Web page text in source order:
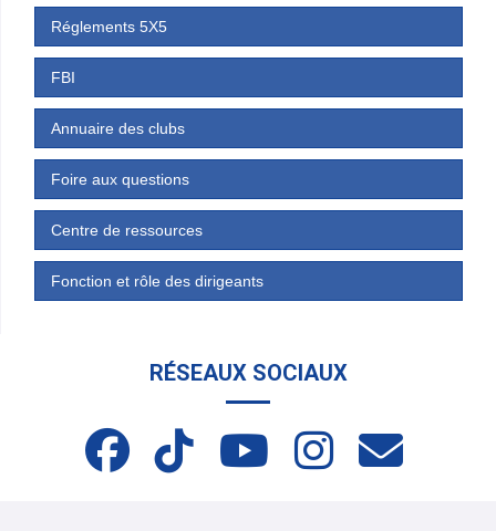
Réglements 5X5
FBI
Annuaire des clubs
Foire aux questions
Centre de ressources
Fonction et rôle des dirigeants
RÉSEAUX SOCIAUX